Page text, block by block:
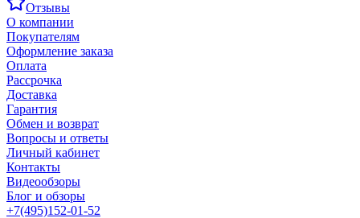
Отзывы
О компании
Покупателям
Оформление заказа
Оплата
Рассрочка
Доставка
Гарантия
Обмен и возврат
Вопросы и ответы
Личный кабинет
Контакты
Видеообзоры
Блог и обзоры
+7(495)152-01-52